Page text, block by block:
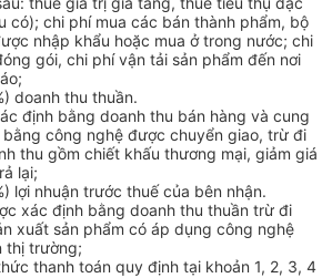
có); chi phí mua các bán thành phẩm, bộ
nhập khẩu hoặc mua ở trong nước; chi
gói, chi phí vận tải sản phẩm đến nơi
doanh thu thuần.
định bằng doanh thu bán hàng và cung
công nghệ được chuyển giao, trừ đi
thu gồm chiết khấu thương mại, giảm giá
lại;
lợi nhuận trước thuế của bên nhận.
xác định bằng doanh thu thuần trừ đi
xuất sản phẩm có áp dụng công nghệ
thị trường;
thanh toán quy định tại khoản 1, 2, 3, 4